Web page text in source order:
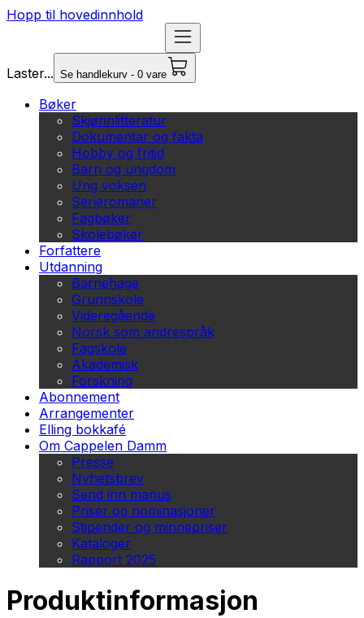
Hopp til hovedinnhold
Laster... Se handlekurv - 0 vare
Bøker
Skjønnlitteratur
Dokumentar og fakta
Hobby og fritid
Barn og ungdom
Ung voksen
Serieromaner
Fagbøker
Skolebøker
Forfattere
Utdanning
Barnehage
Grunnskole
Videregående
Norsk som andrespråk
Fagskole
Akademisk
Forskning
Abonnement
Arrangementer
Elling bokkafé
Om Cappelen Damm
Presse
Nyhetsbrev
Send inn manus
Priser og nominasjoner
Stipender og minnepriser
Kataloger
Rapport 2025
Produktinformasjon